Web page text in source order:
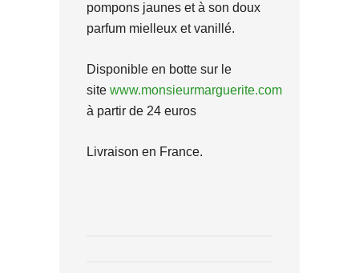
pompons jaunes et à son doux
parfum mielleux et vanillé.
Disponible en botte sur le
site www.monsieurmarguerite.com
à partir de 24 euros
Livraison en France.